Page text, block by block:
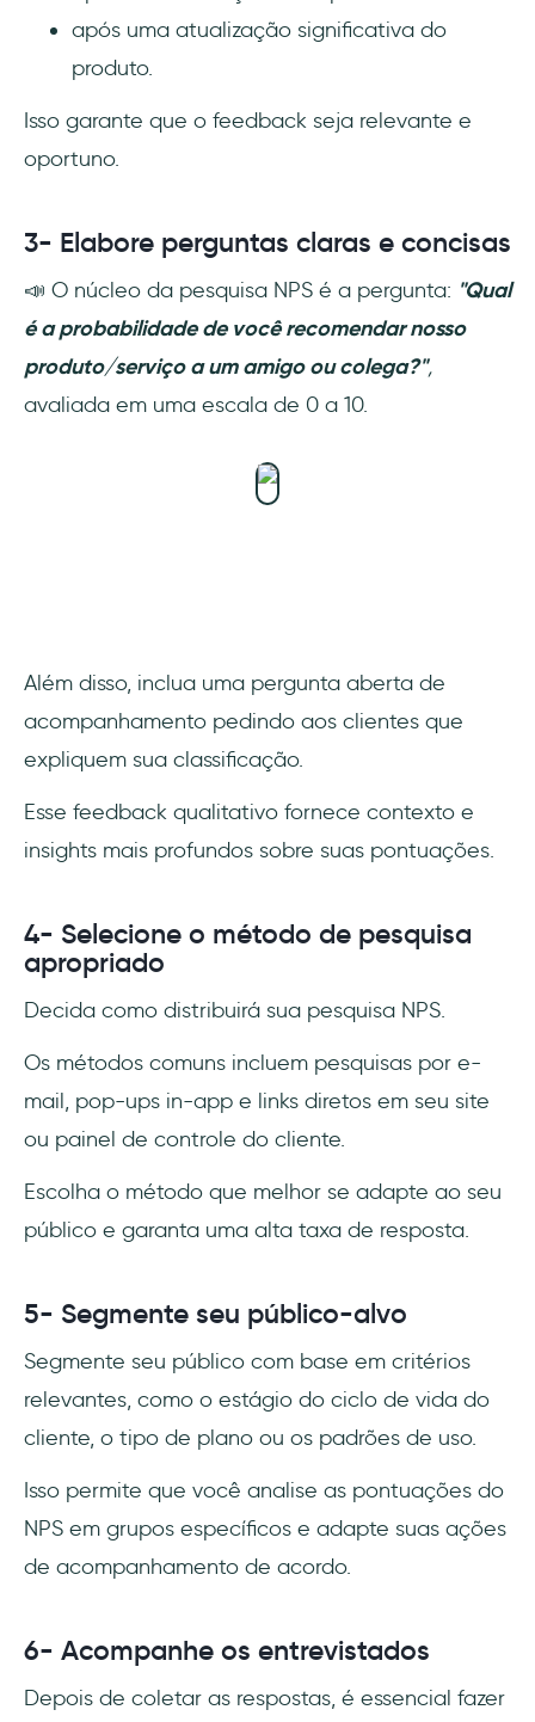
após uma atualização significativa do
produto.
Isso garante que o feedback seja relevante e
oportuno.
3- Elabore perguntas claras e concisas
📣 O núcleo da pesquisa NPS é a pergunta: "Qual
é a probabilidade de você recomendar nosso
produto/serviço a um amigo ou colega?",
avaliada em uma escala de 0 a 10.
Além disso, inclua uma pergunta aberta de
acompanhamento pedindo aos clientes que
expliquem sua classificação.
Esse feedback qualitativo fornece contexto e
insights mais profundos sobre suas pontuações.
4- Selecione o método de pesquisa
apropriado
Decida como distribuirá sua pesquisa NPS.
Os métodos comuns incluem pesquisas por e-
mail, pop-ups in-app e links diretos em seu site
ou painel de controle do cliente.
Escolha o método que melhor se adapte ao seu
público e garanta uma alta taxa de resposta.
5- Segmente seu público-alvo
Segmente seu público com base em critérios
relevantes, como o estágio do ciclo de vida do
cliente, o tipo de plano ou os padrões de uso.
Isso permite que você analise as pontuações do
NPS em grupos específicos e adapte suas ações
de acompanhamento de acordo.
6- Acompanhe os entrevistados
Depois de coletar as respostas, é essencial fazer